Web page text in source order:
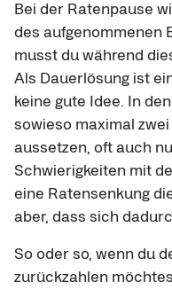
Bei der Ratenpause
des aufgenommenen
musst du während
Als Dauerlösung ist
keine gute Idee. In
sowieso maximal
aussetzen, oft auch
Schwierigkeiten mit
eine Ratensenkung
aber, dass sich
So oder so, wenn du
zurückzahlen